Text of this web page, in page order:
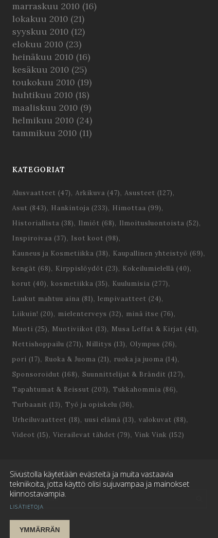
marraskuu 2010 (16)
lokakuu 2010 (21)
syyskuu 2010 (12)
elokuu 2010 (23)
heinäkuu 2010 (16)
kesäkuu 2010 (25)
toukokuu 2010 (19)
huhtikuu 2010 (18)
maaliskuu 2010 (9)
helmikuu 2010 (24)
tammikuu 2010 (11)
KATEGORIAT
Alusvaatteet (47) Arkikuva (47) Asusteet (127)
Asut (843) Hankintoja (233) Himottaa (99)
Historiallista (38) Ilmiöt (68) Ilmoitusluontoista (52)
Inspiroivaa (37) Isot koot (98)
Kauneus ja Kosmetiikka (38) Kaupallinen yhteistyö (69)
kengät (68) Kirppislöydöt (23) Kokeilumielellä (40)
korut (40) kosmetiikka (35) Kuulumisia (277)
Laukut mahtuu aina (81) lempivaatteet (24)
Liikuin! (20) mielenterveys (32) minä itse (76)
Muoti (25) Muotiviikot (13) Musa Leffat & Kirjat (41)
Nettishoppailu (271) Nillitys (13) Olympus (26)
pori (17) Ruoka & Juoma (21) ruoka ja juoma (14)
Sponsoroidut (168) Suunnittelijat & Brändit (127)
Tapahtumat & Reissut (203) Tukkahommia (86)
Turbaanit (13) Työ ja opiskelu (36)
Urheiluvaatteet (18) uusi elämä (13) valokuvat (88)
Videot (15) Vierailevat tähdet (79) Vink Vink (152)
HAE BLOGISTA
LISÄTIETOJA
Sivustolla käytetään evästeitä ja muita vastaavia
tekniikoita, jotta käyttö olisi sujuvampaa ja mainokset
kiinnostavampia.
YMMÄRRÄN